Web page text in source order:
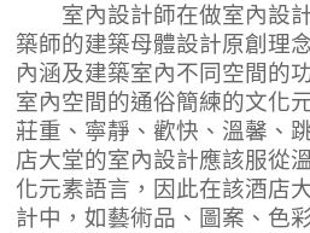
室內設計師在做室內設計
築師的建築母體設計原創理
內涵及建築室內不同空間的
室內空間的通俗簡練的文化
莊重、寧靜、歡快、溫馨、
店大堂的室內設計應該服從
化元素語言，因此在該酒店
計中，如藝術品、圖案、色